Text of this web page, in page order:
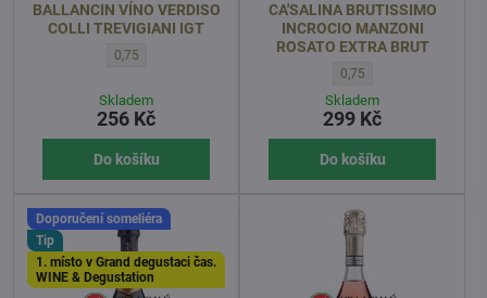
BALLANCIN VÍNO VERDISO
COLLI TREVIGIANI IGT
BALLANCIN VÍNO VERDISO COLLI TREVIGIANI IGT - OBJEM l:
0,75
Skladem
256 Kč
Do košíku
CA'SALINA BRUTISSIMO
INCROCIO MANZONI
ROSATO EXTRA BRUT
CA'SALINA BRUTISSIMO
0,75
Skladem
299 Kč
Do košíku
Doporučení someliéra
Tip
1. místo v Grand degustaci čas.
WINE & Degustation